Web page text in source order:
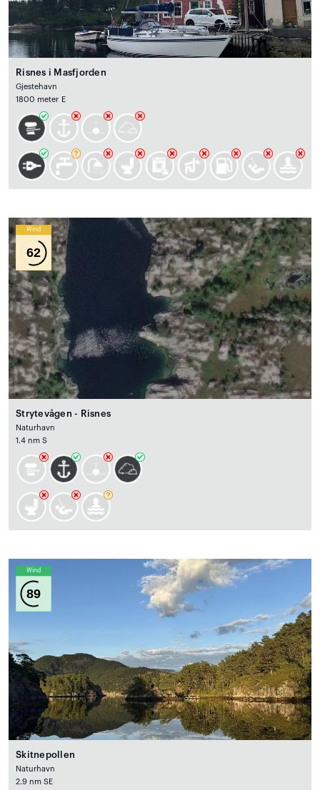
Risnes i Masfjorden
Gjestehavn
1800 meter E
Wind
62
Strytevågen - Risnes
Naturhavn
1.4 nm S
Wind
89
Skitnepollen
Naturhavn
2.9 nm SE